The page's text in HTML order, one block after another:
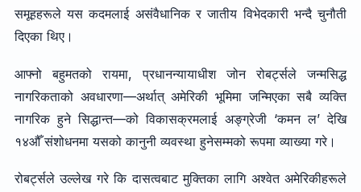
समूहहरूले यस कदमलाई असंवैधानिक र जातीय विभेदकारी भन्दै चुनौती
दिएका थिए।
आफ्नो बहुमतको रायमा, प्रधानन्यायाधीश जोन रोबर्ट्सले जन्मसिद्ध
नागरिकताको अवधारणा—अर्थात् अमेरिकी भूमिमा जन्मिएका सबै व्यक्ति
नागरिक हुने सिद्धान्त—को विकासक्रमलाई अङ्ग्रेजी ‘कमन ल’ देखि
१४औँ संशोधनमा यसको कानुनी व्यवस्था हुनेसम्मको रूपमा व्याख्या गरे।
रोबर्ट्सले उल्लेख गरे कि दासत्वबाट मुक्तिका लागि अश्वेत अमेरिकीहरूले